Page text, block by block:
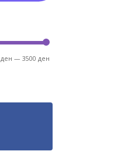
Мин.
Макс.
— 3500 ден